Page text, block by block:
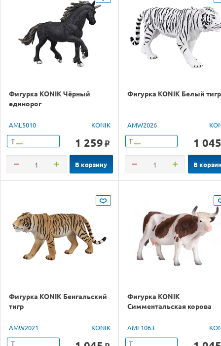
Фигурка KONIK Чёрный
единорог
AML5010 KONIK
Т 1 259 o
В корзину
Фигурка KONIK Белый тигр
AMW2026
Т 1 045
В
Фигурка KONIK Бенгальский
тигр
AMW2021 KONIK
Т
Фигурка KONIK
Симментальская корова
AMF1063
Т